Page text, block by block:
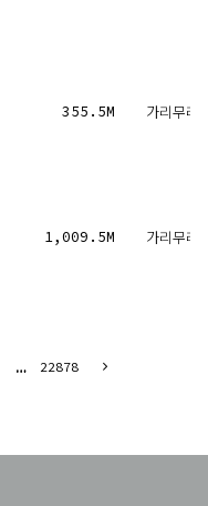
355.5M 가리무레
1,009.5M 가리무레
… 22878